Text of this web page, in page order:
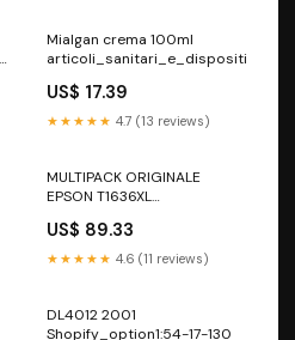
Mialgan crema 100ml
US$ 17.39
★★★★★ 4.7 (13 reviews)
MULTIPACK ORIGINALE
EPSON T1636XL
WF2010W 2510WF 2520NF
2530WF C13T16364012 16XL
T1631 T1632 T1633 T1634
Accessori
US$ 89.33
★★★★★ 4.6 (11 reviews)
DL4012 2001
Shopify_option1:54-17-130